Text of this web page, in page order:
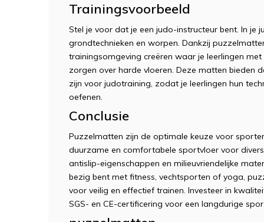
Trainingsvoorbeeld
Stel je voor dat je een judo-instructeur bent. In je
grondtechnieken en worpen. Dankzij
trainingsomgeving creëren waar je leerlingen
zorgen over harde vloeren. Deze matten bieden
zijn voor judotraining, zodat je leerlingen hun
oefenen.
Conclusie
Puzzelmatten zijn de optimale keuze voor
duurzame en comfortabele sportvloer voor
antislip-eigenschappen en milieuvriendelijke
bezig bent met fitness, vechtsporten of yoga,
voor veilig en effectief trainen. Investeer in
SGS- en CE-certificering voor een langdurige